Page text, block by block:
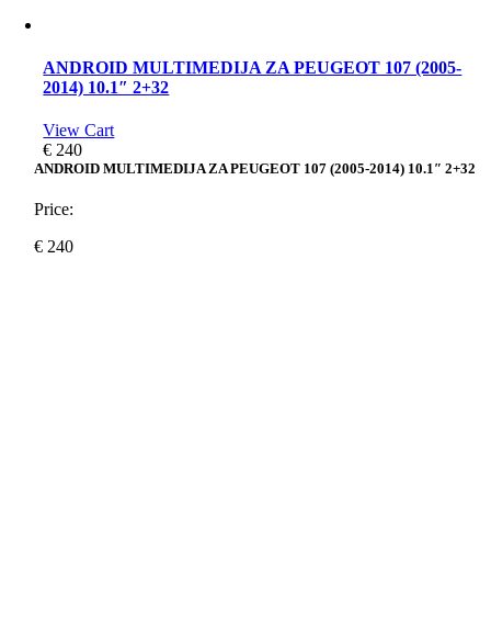
ANDROID MULTIMEDIJA ZA PEUGEOT 107 (2005-
2014) 10.1″ 2+32
View Cart
€ 240
ANDROID MULTIMEDIJA ZA PEUGEOT 107 (2005-2014) 10.1″ 2+32
Price:
€ 240